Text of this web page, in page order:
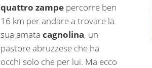
quattro zampe percorre ben
16 km per andare a trovare la
sua amatacagnolina, un
pastore abruzzese che ha
occhi solo che per lui. Ma ecco